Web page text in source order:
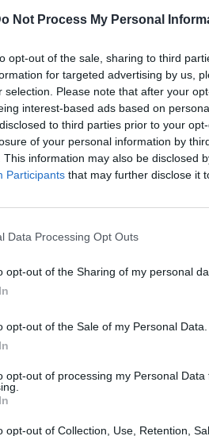
Not Process My Personal
opt-out of the sale, sharing to third
for targeted advertising by us,
selection. Please note that after your
interest-based ads based on
to third parties prior to your
of your personal information by
This information may also be disclosed
Participants that may further disclose it
Data Processing Opt Outs
opt-out of the Sharing of my personal
opt-out of the Sale of my Personal Data.
opt-out of processing my Personal Data
opt-out of Collection, Use, Retention,
Σίσι.
πρόεδροι ήταν και εκείνο
κατά τις συνομιλίες
της ακεραιότητας της
παραμένει κοινός στόχος
των διαδικασιών
των Λίβυων
δύο προέδρων μετά τη
δύο χώρες θέτουν ως στόχο
ευρώ, τονίζοντας ότι η
στη αφρικανική ήπειρο.
με την Αίγυπτο έργων στους
ακτογραμμές στην
μας στους τομείς